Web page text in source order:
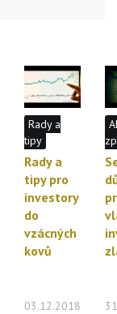
Rady a
tipy
Rady a
tipy pro
investory
do
vzácných
kovů
03.12.2018